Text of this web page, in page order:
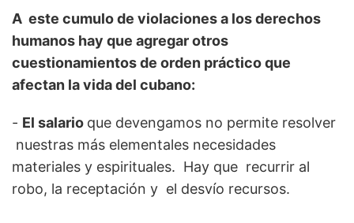
A este cumulo de violaciones a los derechos
humanos hay que agregar otros
cuestionamientos de orden práctico que
afectan la vida del cubano:
- El salario que devengamos no permite resolver
nuestras más elementales necesidades
materiales y espirituales. Hay que recurrir al
robo, la receptación y el desvío recursos.